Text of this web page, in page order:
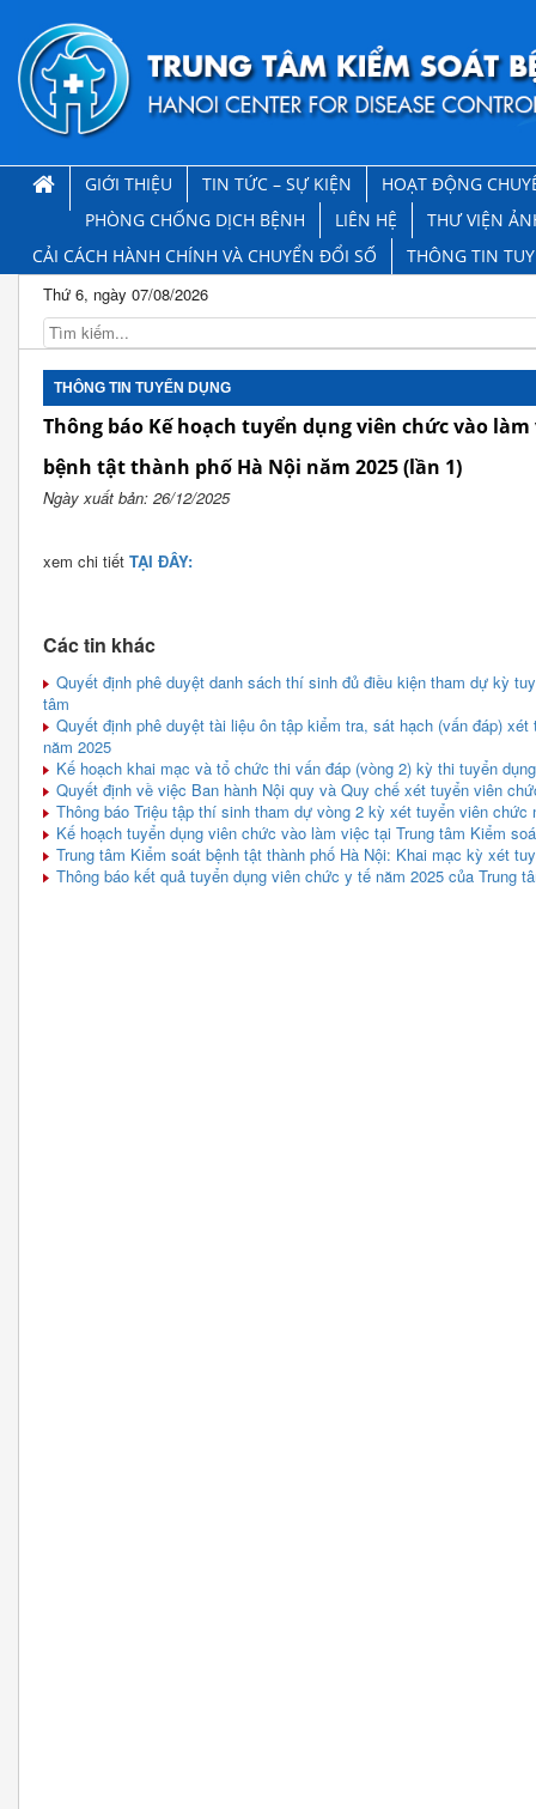
GIỚI THIỆU TIN TỨC – SỰ KIỆN
HOẠT ĐỘNG
PHÒNG CHỐNG DỊCH BỆNH
LIÊN HỆ
THƯ VIỆN
CẢI CÁCH HÀNH CHÍNH VÀ CHUYỂN ĐỔI SỐ
THÔNG TIN
Thứ 6, ngày 07/08/2026
THÔNG TIN TUYỂN DỤNG
Thông báo Kế hoạch tuyển dụng viên chức vào
bệnh tật thành phố Hà Nội năm 2025 (lần 1)
Ngày xuất bản: 26/12/2025
xem chi tiết TẠI ĐÂY:
Các tin khác
Quyết định phê duyệt danh sách thí sinh đủ điều kiện tham dự kỳ
tâm
Quyết định phê duyệt tài liệu ôn tập kiểm tra, sát hạch (vấn đáp)
năm 2025
Kế hoạch khai mạc và tổ chức thi vấn đáp (vòng 2) kỳ thi tuyển
Quyết định về việc Ban hành Nội quy và Quy chế xét tuyển viên
Thông báo Triệu tập thí sinh tham dự vòng 2 kỳ xét tuyển viên chức
Kế hoạch tuyển dụng viên chức vào làm việc tại Trung tâm Kiểm
Trung tâm Kiểm soát bệnh tật thành phố Hà Nội: Khai mạc kỳ xét
Thông báo kết quả tuyển dụng viên chức y tế năm 2025 của Trung